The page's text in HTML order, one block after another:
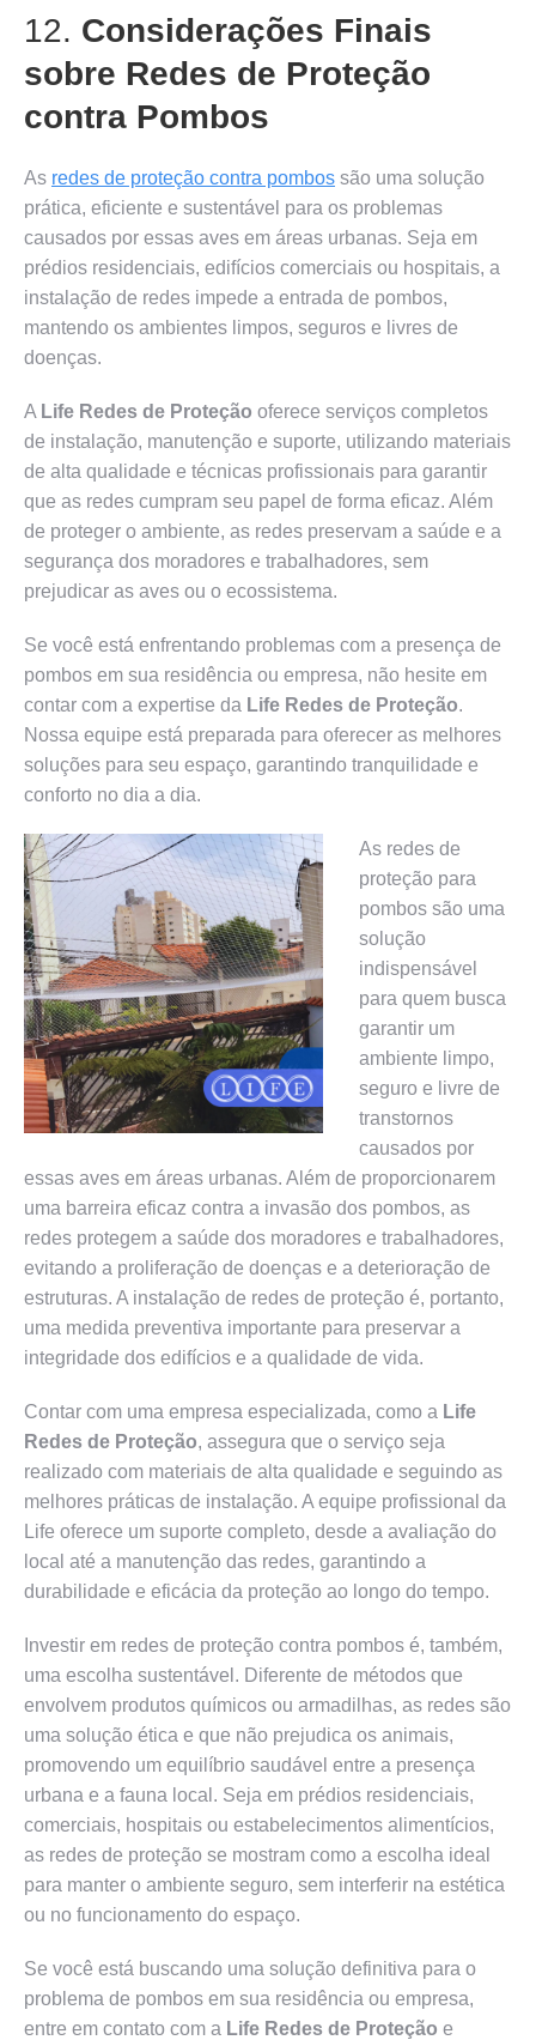
12. Considerações Finais
sobre Redes de Proteção
contra Pombos
As redes de proteção contra pombos são uma solução
prática, eficiente e sustentável para os problemas
causados por essas aves em áreas urbanas. Seja em
prédios residenciais, edifícios comerciais ou hospitais, a
instalação de redes impede a entrada de pombos,
mantendo os ambientes limpos, seguros e livres de
doenças.
A Life Redes de Proteção oferece serviços completos
de instalação, manutenção e suporte, utilizando materiais
de alta qualidade e técnicas profissionais para garantir
que as redes cumpram seu papel de forma eficaz. Além
de proteger o ambiente, as redes preservam a saúde e a
segurança dos moradores e trabalhadores, sem
prejudicar as aves ou o ecossistema.
Se você está enfrentando problemas com a presença de
pombos em sua residência ou empresa, não hesite em
contar com a expertise da Life Redes de Proteção.
Nossa equipe está preparada para oferecer as melhores
soluções para seu espaço, garantindo tranquilidade e
conforto no dia a dia.
As redes de
proteção para
pombos são uma
solução
indispensável
para quem busca
garantir um
ambiente limpo,
seguro e livre de
transtornos
causados por
essas aves em áreas urbanas. Além de proporcionarem
uma barreira eficaz contra a invasão dos pombos, as
redes protegem a saúde dos moradores e trabalhadores,
evitando a proliferação de doenças e a deterioração de
estruturas. A instalação de redes de proteção é, portanto,
uma medida preventiva importante para preservar a
integridade dos edifícios e a qualidade de vida.
Contar com uma empresa especializada, como a Life
Redes de Proteção, assegura que o serviço seja
realizado com materiais de alta qualidade e seguindo as
melhores práticas de instalação. A equipe profissional da
Life oferece um suporte completo, desde a avaliação do
local até a manutenção das redes, garantindo a
durabilidade e eficácia da proteção ao longo do tempo.
Investir em redes de proteção contra pombos é, também,
uma escolha sustentável. Diferente de métodos que
envolvem produtos químicos ou armadilhas, as redes são
uma solução ética e que não prejudica os animais,
promovendo um equilíbrio saudável entre a presença
urbana e a fauna local. Seja em prédios residenciais,
comerciais, hospitais ou estabelecimentos alimentícios,
as redes de proteção se mostram como a escolha ideal
para manter o ambiente seguro, sem interferir na estética
ou no funcionamento do espaço.
Se você está buscando uma solução definitiva para o
problema de pombos em sua residência ou empresa,
entre em contato com a Life Redes de Proteção e